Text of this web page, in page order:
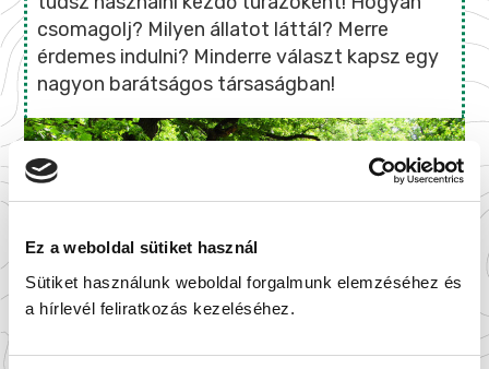
Ez a weboldal sütiket használ
Sütiket használunk weboldal forgalmunk elemzéséhez és
a hírlevél feliratkozás kezeléséhez.
csomagolj? Milyen állatot láttál? Merre
érdemes indulni? Minderre választ kapsz egy
nagyon barátságos társaságban!